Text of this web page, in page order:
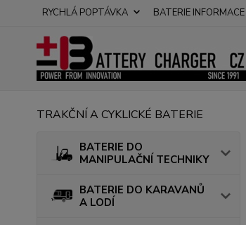
RYCHLÁ POPTÁVKA BATERIE INFORMACE
TRAKČNÍ A CYKLICKÉ BATERIE
BATERIE DO
MANIPULAČNÍ TECHNIKY
BATERIE DO KARAVANŮ
A LODÍ